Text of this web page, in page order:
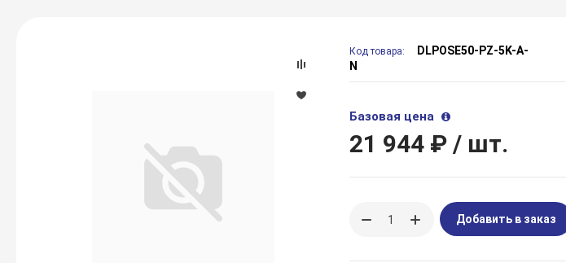
Код товара:
DLPOSE50-PZ-5K-A-
N
Базовая цена
21 944 ₽ / шт.
Добавить в заказ